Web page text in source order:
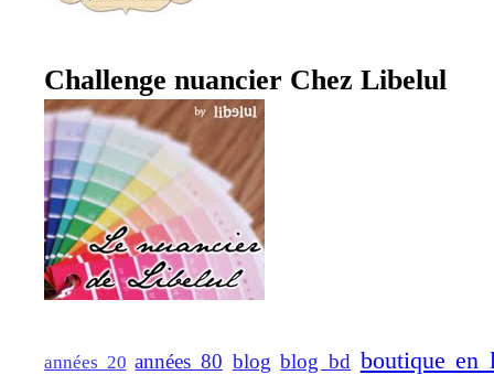
Challenge nuancier Chez Libelul
années 20 années 80 blog blog bd boutique en